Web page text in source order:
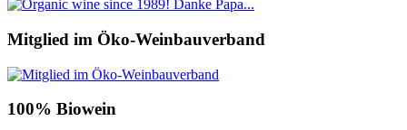
Mitglied im Öko-Weinbauverband
100% Biowein